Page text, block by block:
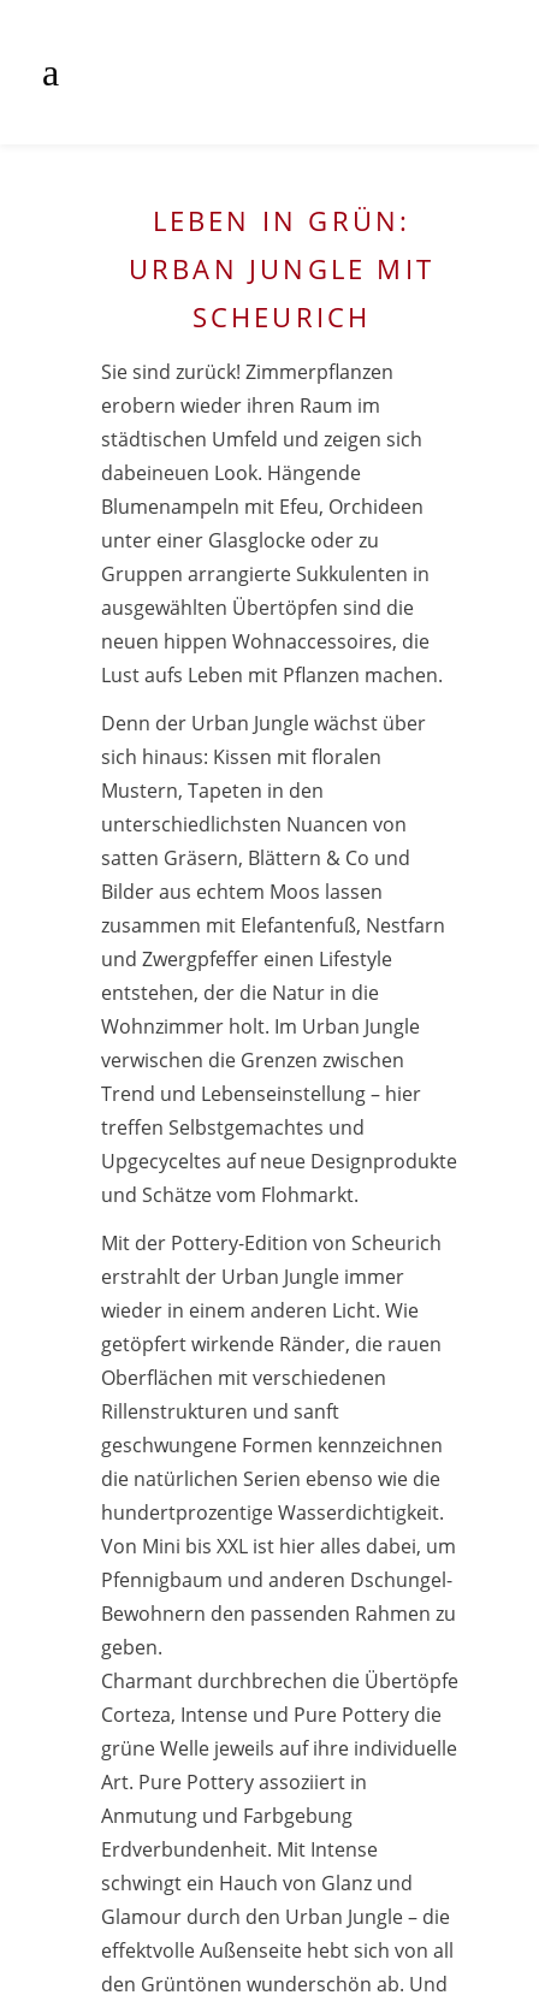
LEBEN IN GRÜN:
URBAN JUNGLE MIT
SCHEURICH
Sie sind zurück! Zimmerpflanzen
erobern wieder ihren Raum im
städtischen Umfeld und zeigen sich
dabeineuen Look. Hängende
Blumenampeln mit Efeu, Orchideen
unter einer Glasglocke oder zu
Gruppen arrangierte Sukkulenten in
ausgewählten Übertöpfen sind die
neuen hippen Wohnaccessoires, die
Lust aufs Leben mit Pflanzen machen.
Denn der Urban Jungle wächst über
sich hinaus: Kissen mit floralen
Mustern, Tapeten in den
unterschiedlichsten Nuancen von
satten Gräsern, Blättern & Co und
Bilder aus echtem Moos lassen
zusammen mit Elefantenfuß, Nestfarn
und Zwergpfeffer einen Lifestyle
entstehen, der die Natur in die
Wohnzimmer holt. Im Urban Jungle
verwischen die Grenzen zwischen
Trend und Lebenseinstellung – hier
treffen Selbstgemachtes und
Upgecyceltes auf neue Designprodukte
und Schätze vom Flohmarkt.
Mit der Pottery-Edition von Scheurich
erstrahlt der Urban Jungle immer
wieder in einem anderen Licht. Wie
getöpfert wirkende Ränder, die rauen
Oberflächen mit verschiedenen
Rillenstrukturen und sanft
geschwungene Formen kennzeichnen
die natürlichen Serien ebenso wie die
hundertprozentige Wasserdichtigkeit.
Von Mini bis XXL ist hier alles dabei, um
Pfennigbaum und anderen Dschungel-
Bewohnern den passenden Rahmen zu
geben.
Charmant durchbrechen die Übertöpfe
Corteza, Intense und Pure Pottery die
grüne Welle jeweils auf ihre individuelle
Art. Pure Pottery assoziiert in
Anmutung und Farbgebung
Erdverbundenheit. Mit Intense
schwingt ein Hauch von Glanz und
Glamour durch den Urban Jungle – die
effektvolle Außenseite hebt sich von all
den Grüntönen wunderschön ab. Und